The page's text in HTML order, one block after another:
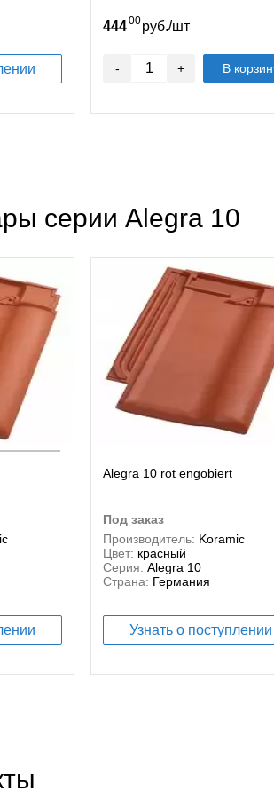
44400руб./шт
- + В
серии Alegra 10
Alegra 10 rot engobiert
под заказ
Производитель: Koramic
Цвет: красный
Серия: Alegra 10
Страна: Германия
Узнать о поступлении